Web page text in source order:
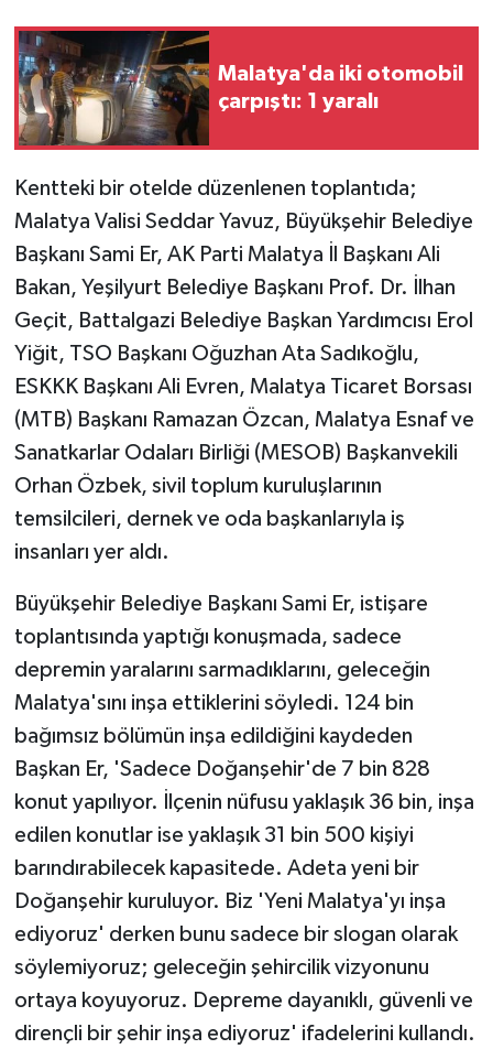
Malatya'da iki otomobil
çarpıştı: 1 yaralı
Kentteki bir otelde düzenlenen toplantıda;
Malatya Valisi Seddar Yavuz, Büyükşehir Belediye
Başkanı Sami Er, AK Parti Malatya İl Başkanı Ali
Bakan, Yeşilyurt Belediye Başkanı Prof. Dr. İlhan
Geçit, Battalgazi Belediye Başkan Yardımcısı Erol
Yiğit, TSO Başkanı Oğuzhan Ata Sadıkoğlu,
ESKKK Başkanı Ali Evren, Malatya Ticaret Borsası
(MTB) Başkanı Ramazan Özcan, Malatya Esnaf ve
Sanatkarlar Odaları Birliği (MESOB) Başkanvekili
Orhan Özbek, sivil toplum kuruluşlarının
temsilcileri, dernek ve oda başkanlarıyla iş
insanları yer aldı.
Büyükşehir Belediye Başkanı Sami Er, istişare
toplantısında yaptığı konuşmada, sadece
depremin yaralarını sarmadıklarını, geleceğin
Malatya'sını inşa ettiklerini söyledi. 124 bin
bağımsız bölümün inşa edildiğini kaydeden
Başkan Er, 'Sadece Doğanşehir'de 7 bin 828
konut yapılıyor. İlçenin nüfusu yaklaşık 36 bin, inşa
edilen konutlar ise yaklaşık 31 bin 500 kişiyi
barındırabilecek kapasitede. Adeta yeni bir
Doğanşehir kuruluyor. Biz 'Yeni Malatya'yı inşa
ediyoruz' derken bunu sadece bir slogan olarak
söylemiyoruz; geleceğin şehircilik vizyonunu
ortaya koyuyoruz. Depreme dayanıklı, güvenli ve
dirençli bir şehir inşa ediyoruz' ifadelerini kullandı.
MAGAZİN
Otomobil
POLİTİKA
Sağlık
SİYASET
TEKNOLOJİ
Turizm
ÜLKE GÜNDEMİ
YAŞAM
Yerel Haberler